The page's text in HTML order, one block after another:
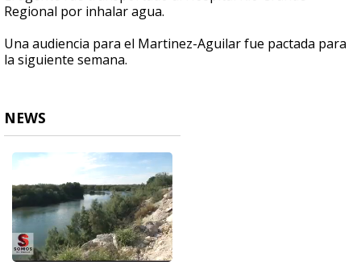
Regional por inhalar agua.
Una audiencia para el Martinez-Aguilar fue pactada para
la siguiente semana.
NEWS